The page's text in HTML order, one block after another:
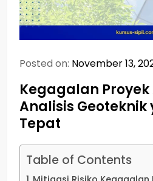
Posted on: November 13,
Kegagalan
Analisis
Tepat
Table of Contents